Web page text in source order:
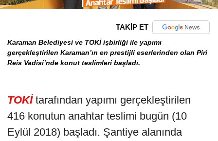
TAKİP ET
Karaman Belediyesi ve TOKİ işbirliği ile yapımı
gerçekleştirilen Karaman’ın en prestijli eserlerinden olan Piri
Reis Vadisi’nde konut teslimleri başladı.
TOKİtarafından yapımı gerçekleştirilen
416 konutun anahtar teslimi bugün (10
Eylül 2018) başladı. Şantiye alanında